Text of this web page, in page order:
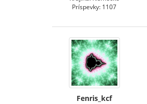
Príspevky: 1107
Fenris_kcf